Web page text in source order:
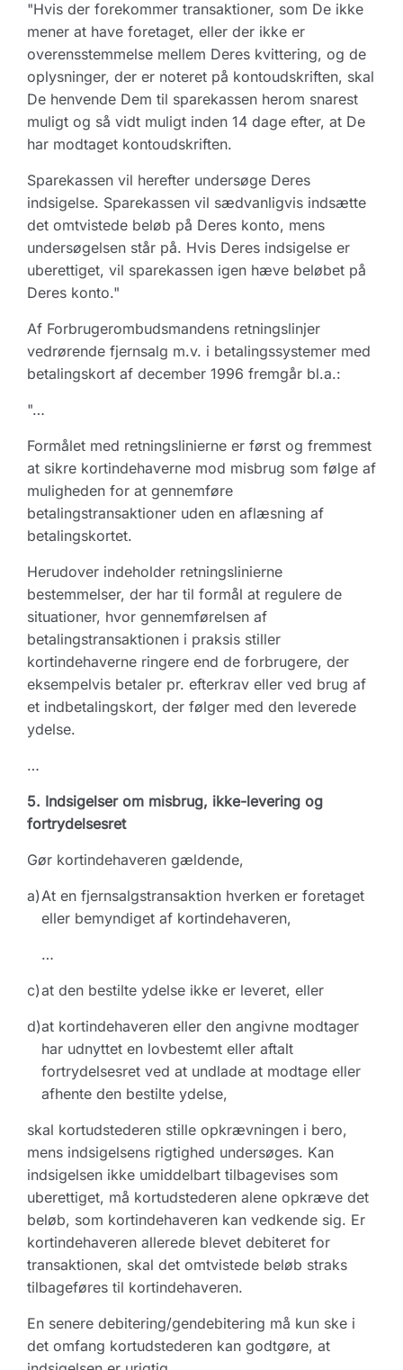
"Hvis der forekommer transaktioner, som De ikke
mener at have foretaget, eller der ikke er
overensstemmelse mellem Deres kvittering, og de
oplysninger, der er noteret på kontoudskriften, skal
De henvende Dem til sparekassen herom snarest
muligt og så vidt muligt inden 14 dage efter, at De
har modtaget kontoudskriften.
Sparekassen vil herefter undersøge Deres
indsigelse. Sparekassen vil sædvanligvis indsætte
det omtvistede beløb på Deres konto, mens
undersøgelsen står på. Hvis Deres indsigelse er
uberettiget, vil sparekassen igen hæve beløbet på
Deres konto."
Af Forbrugerombudsmandens retningslinjer
vedrørende fjernsalg m.v. i betalingssystemer med
betalingskort af december 1996 fremgår bl.a.:
"…
Formålet med retningslinierne er først og fremmest
at sikre kortindehaverne mod misbrug som følge af
muligheden for at gennemføre
betalingstransaktioner uden en aflæsning af
betalingskortet.
Herudover indeholder retningslinierne
bestemmelser, der har til formål at regulere de
situationer, hvor gennemførelsen af
betalingstransaktionen i praksis stiller
kortindehaverne ringere end de forbrugere, der
eksempelvis betaler pr. efterkrav eller ved brug af
et indbetalingskort, der følger med den leverede
ydelse.
…
5. Indsigelser om misbrug, ikke-levering og
fortrydelsesret
Gør kortindehaveren gældende,
a)At en fjernsalgstransaktion hverken er foretaget
eller bemyndiget af kortindehaveren,
…
c)at den bestilte ydelse ikke er leveret, eller
d)at kortindehaveren eller den angivne modtager
har udnyttet en lovbestemt eller aftalt
fortrydelsesret ved at undlade at modtage eller
afhente den bestilte ydelse,
skal kortudstederen stille opkrævningen i bero,
mens indsigelsens rigtighed undersøges. Kan
indsigelsen ikke umiddelbart tilbagevises som
uberettiget, må kortudstederen alene opkræve det
beløb, som kortindehaveren kan vedkende sig. Er
kortindehaveren allerede blevet debiteret for
transaktionen, skal det omtvistede beløb straks
tilbageføres til kortindehaveren.
En senere debitering/gendebitering må kun ske i
det omfang kortudstederen kan godtgøre, at